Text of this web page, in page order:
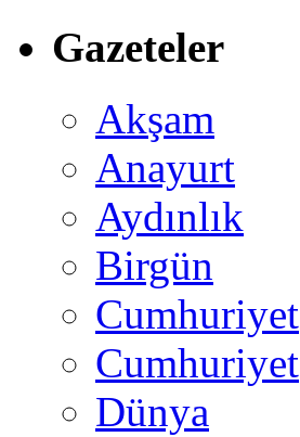
Gazeteler
Akşam
Anayurt
Aydınlık
Birgün
Cumhuriyet
Cumhuriyet
Dünya